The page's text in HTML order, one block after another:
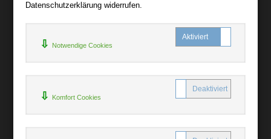
Bibliotheksrabatt
MARC21-Datenimport
Datenschutzerklärung widerrufen.
Notwendige Cookies
Komfort Cookies